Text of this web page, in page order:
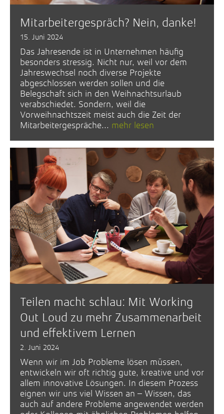
Mitarbeiter­gespräch? Nein, danke!
15. Juni 2024
Das Jahresende ist in Unternehmen häufig
besonders stressig. Nicht nur, weil vor dem
Jahreswechsel noch diverse Projekte
abgeschlossen werden sollen und die
Belegschaft sich in den Weihnachtsurlaub
verabschiedet. Sondern, weil die
Vorweihnachtszeit meist auch die Zeit der
Mitarbeitergespräche... mehr lesen
Teilen macht schlau: Mit Working
Out Loud zu mehr Zusammenarbeit
und effektivem Lernen
2. Juni 2024
Wenn wir im Job Probleme lösen müssen,
entwickeln wir oft richtig gute, kreative und vor
allem innovative Lösungen. In diesem Prozess
eignen wir uns viel Wissen an – Wissen, das
auch auf andere Probleme angewendet werden